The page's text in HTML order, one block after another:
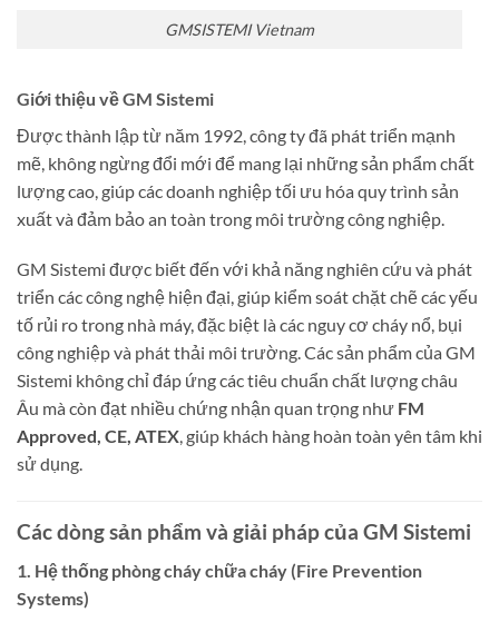
GMSISTEMI Vietnam
Giới thiệu về GM Sistemi
Được thành lập từ năm 1992, công ty đã phát triển mạnh
mẽ, không ngừng đổi mới để mang lại những sản phẩm chất
lượng cao, giúp các doanh nghiệp tối ưu hóa quy trình sản
xuất và đảm bảo an toàn trong môi trường công nghiệp.
GM Sistemi được biết đến với khả năng nghiên cứu và phát
triển các công nghệ hiện đại, giúp kiểm soát chặt chẽ các yếu
tố rủi ro trong nhà máy, đặc biệt là các nguy cơ cháy nổ, bụi
công nghiệp và phát thải môi trường. Các sản phẩm của GM
Sistemi không chỉ đáp ứng các tiêu chuẩn chất lượng châu
Âu mà còn đạt nhiều chứng nhận quan trọng như FM
Approved, CE, ATEX, giúp khách hàng hoàn toàn yên tâm khi
sử dụng.
Các dòng sản phẩm và giải pháp của GM Sistemi
1. Hệ thống phòng cháy chữa cháy (Fire Prevention
Systems)